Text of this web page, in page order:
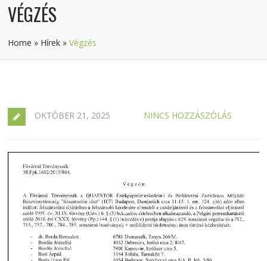
VÉGZÉS
Home » Hírek »Végzés
OKTÓBER 21, 2025 NINCS HOZZÁSZÓLÁS